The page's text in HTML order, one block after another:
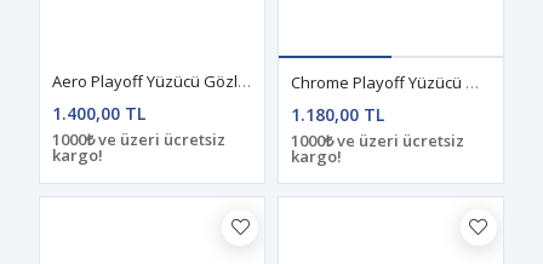
Aero Playoff Yüzücü Gözlüğü Siyah-Kırmızı
1.400,00 TL
1000₺ ve üzeri ücretsiz
kargo!
Chrome Playoff Yüzücü Gözlüğü Mavi
1.180,00 TL
1000₺ ve üzeri ücretsiz
kargo!